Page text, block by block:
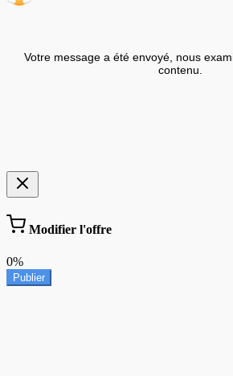
Votre message a été envoyé, nous
contenu.
Modifier l'offre
0%
Publier